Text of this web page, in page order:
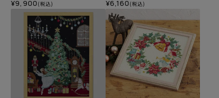
¥9,900 (税込) ¥6,160 (税込)